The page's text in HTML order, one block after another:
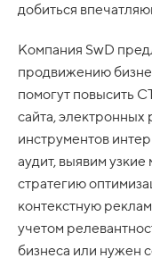
добиться
Компания SwD
продвижению
помогут повысить
сайта,
инструментов
аудит, выявим
стратегию
контекстную
учетом
бизнеса или нужен